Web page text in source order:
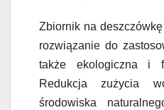
Zbiornik na
rozwiązanie do
także ekologiczna i
Redukcja zużycia
środowiska